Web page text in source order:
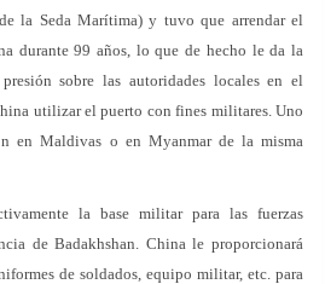
la Seda Marítima) y tuvo que arrendar el
durante 99 años, lo que de hecho le da la
sobre las autoridades locales en el
utilizar el puerto con fines militares. Uno
en Maldivas o en Myanmar de la misma
la base militar para las fuerzas
de Badakhshan. China le proporcionará
de soldados, equipo militar, etc. para